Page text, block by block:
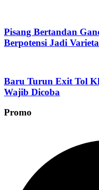
Pisang Bertandan
Berpotensi Jadi
Baru Turun Exit Tol
Wajib Dicoba
Promo